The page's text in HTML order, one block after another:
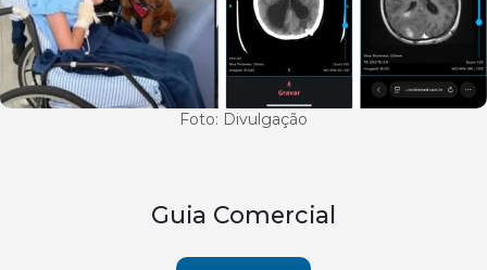
Foto: Divulgação
Guia Comercial